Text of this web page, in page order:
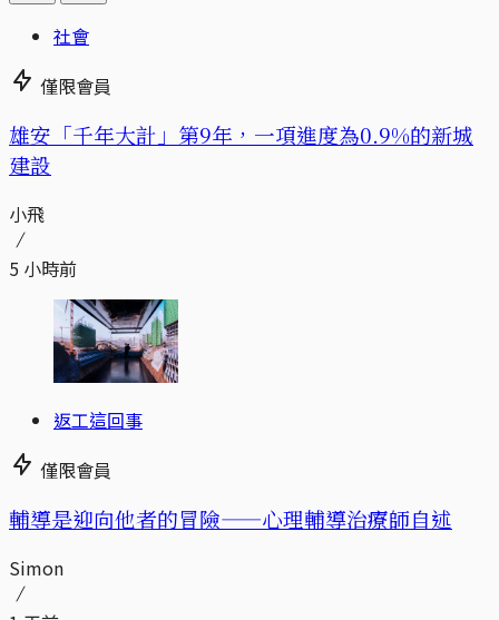
社會
僅限會員
​​雄安「千年大計」第9年，一項進度為0.9%的新城
建設
小飛
5 小時前
返工這回事
僅限會員
輔導是迎向他者的冒險——心理輔導治療師自述
Simon